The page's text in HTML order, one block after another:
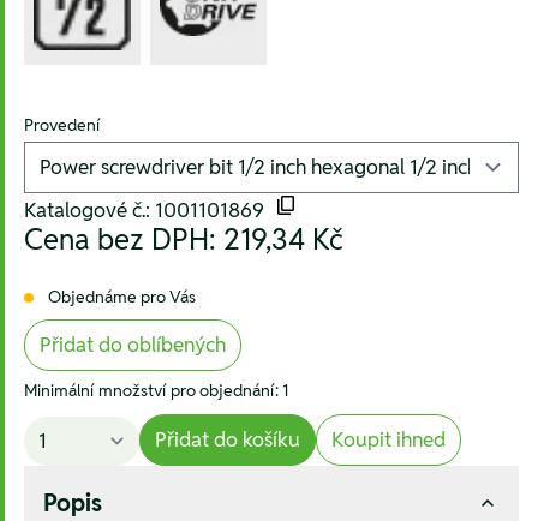
Provedení
Katalogové č.: 1001101869
Cena bez DPH: 219,34 Kč
Objednáme pro Vás
Přidat do oblíbených
Minimální množství pro objednání: 1
Přidat do košíku Koupit ihned
Popis